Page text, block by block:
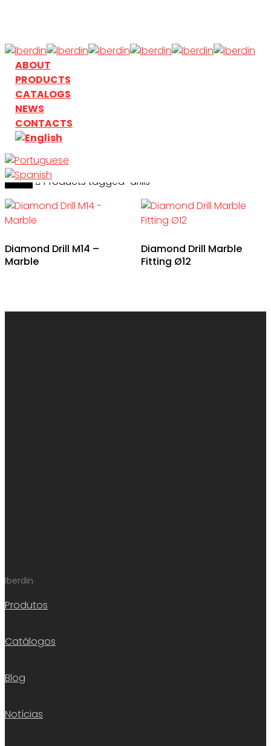
main
content
search
Menu
ABOUT
PRODUCTS
CATALOGS
NEWS
CONTACTS
search
Home Products tagged “drills”
Diamond Drill M14 –
Marble
Diamond Drill Marble
Fitting Ø12
Iberdin
Produtos
Catálogos
Blog
Notícias